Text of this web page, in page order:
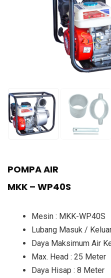
POMPA AIR
MKK – WP40S
Mesin : MKK-WP40S
Lubang Masuk /
Daya Maksimum Air
Max. Head : 25 Meter
Daya Hisap : 8 Meter